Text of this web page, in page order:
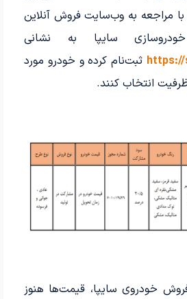
با مراجعه به وب‌سایت فروش آنلاین
سایپا به نشانی
https:// ثبت‌نام کرده و خودرو مورد
انتخاب کنند.
خودروی سایپا، قیمت‌ها هنوز